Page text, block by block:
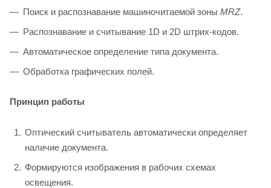
Поиск и распознавание машиночитаемой зоны MRZ.
Распознавание и считывание 1D и 2D штрих-кодов.
Автоматическое определение типа документа.
Обработка графических полей.
Принцип работы
Оптический считыватель автоматически определяет
наличие документа.
Формируются изображения в рабочих схемах
освещения.